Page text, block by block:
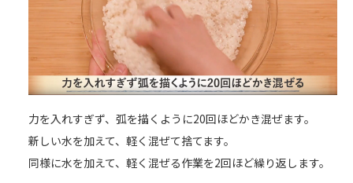
力を入れすぎず、弧を描くように20回ほどかき混ぜます。
新しい水を加えて、軽く混ぜて捨てます。
同様に水を加えて、軽く混ぜる作業を2回ほど繰り返します。